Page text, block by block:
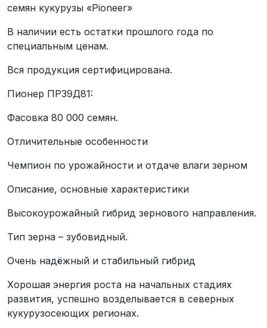
семян кукурузы «Pioneer»
В наличии есть остатки прошлого года по
специальным ценам.
Вся продукция сертифицирована.
Пионер ПР39Д81:
Фасовка 80 000 семян.
Отличительные особенности
Чемпион по урожайности и отдаче влаги зерном
Описание, основные характеристики
Высокоурожайный гибрид зернового направления.
Тип зерна – зубовидный.
Очень надёжный и стабильный гибрид
Хорошая энергия роста на начальных стадиях
развития, успешно возделывается в северных
кукурузосеющих регионах.